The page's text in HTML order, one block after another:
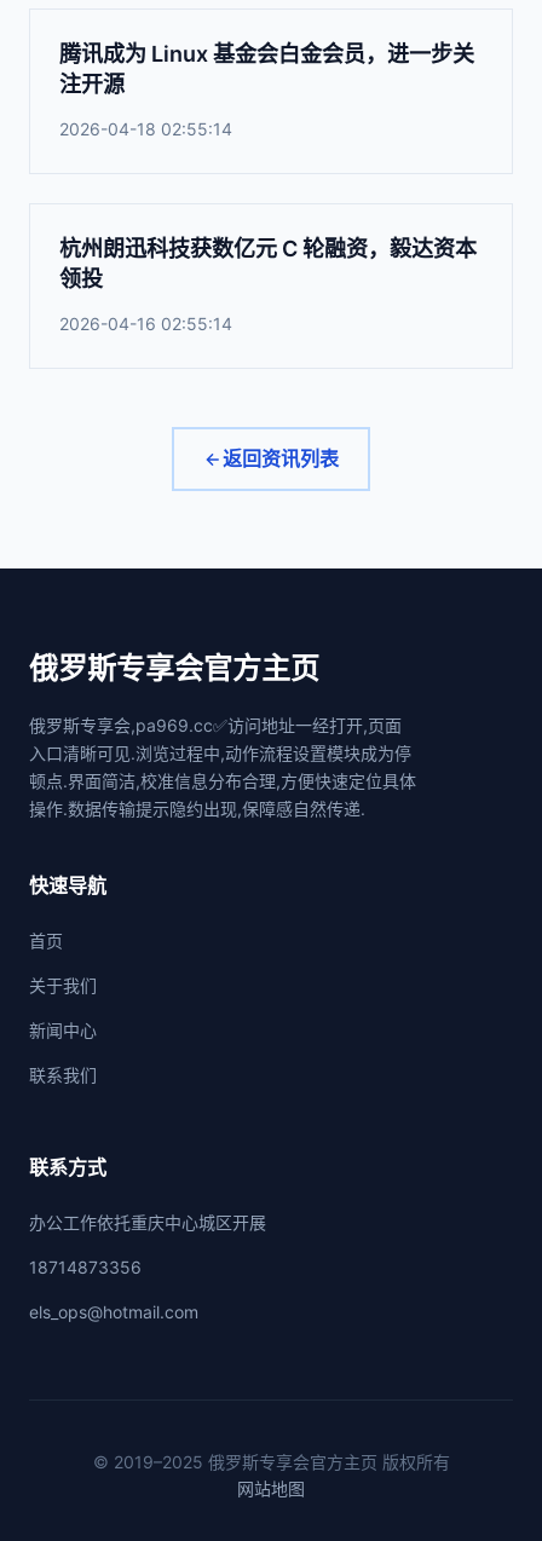
腾讯成为 Linux 基金会白金会员，进一步关
注开源
2026-04-18 02:55:14
杭州朗迅科技获数亿元 C 轮融资，毅达资本
领投
2026-04-16 02:55:14
返回资讯列表
俄罗斯专享会官方主页
俄罗斯专享会,pa969.cc✅访问地址一经打开,页面
入口清晰可见.浏览过程中,动作流程设置模块成为停
顿点.界面简洁,校准信息分布合理,方便快速定位具体
操作.数据传输提示隐约出现,保障感自然传递.
快速导航
首页
关于我们
新闻中心
联系我们
联系方式
办公工作依托重庆中心城区开展
18714873356
els_ops@hotmail.com
© 2019–2025 俄罗斯专享会官方主页 版权所有
网站地图